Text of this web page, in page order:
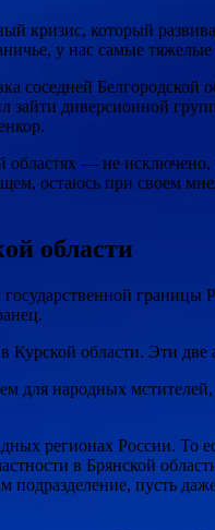
кризис, который
у нас самые
Белгородской
диверсионной
— не
остаюсь при своем
области
области. Эти две
народных
регионах России.
в Брянской
пусть